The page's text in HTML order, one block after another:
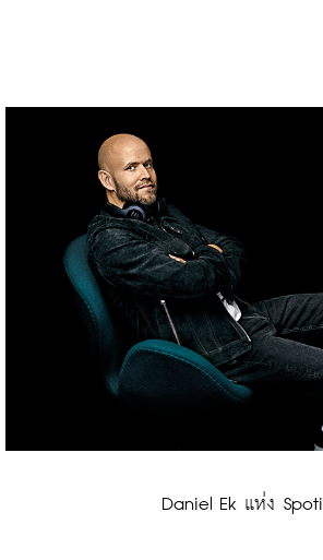
Daniel Ek แห่ง